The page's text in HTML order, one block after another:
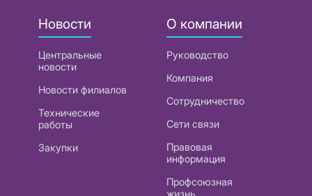
Новости
Центральные
новости
Новости филиалов
Технические
работы
Закупки
О компании
Руководство
Компания
Сотрудничество
Сети связи
Правовая
информация
Профсоюзная
жизнь